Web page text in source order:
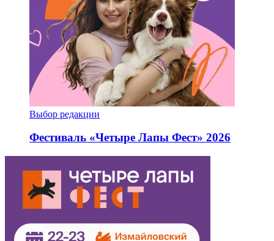
Выбор редакции
Фестиваль «Четыре Лапы Фест» 2026